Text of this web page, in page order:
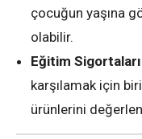
çocuğun yaşına
olabilir.
Eğitim
karşılamak için
ürünlerini